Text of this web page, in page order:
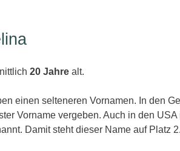
20 Jahre alt.
einen selteneren Vornamen. In den
Vorname vergeben. Auch in den
Damit steht dieser Name auf Platz